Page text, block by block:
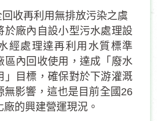
收再利用無排放污染之虞
廠內自設小型污水處理設
經處理達再利用水質標準
區內回收使用，達成「廢水
」目標，確保對於下游灌溉
無影響，這也是目前全國26
的興建營運現況。